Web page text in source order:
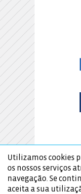
Utilizamos cookies
os nossos serviços
navegação. Se
aceita a sua